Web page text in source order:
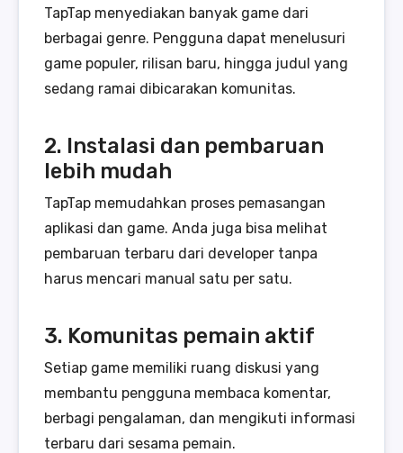
TapTap menyediakan banyak game dari
berbagai genre. Pengguna dapat menelusuri
game populer, rilisan baru, hingga judul yang
sedang ramai dibicarakan komunitas.
2. Instalasi dan pembaruan
lebih mudah
TapTap memudahkan proses pemasangan
aplikasi dan game. Anda juga bisa melihat
pembaruan terbaru dari developer tanpa
harus mencari manual satu per satu.
3. Komunitas pemain aktif
Setiap game memiliki ruang diskusi yang
membantu pengguna membaca komentar,
berbagi pengalaman, dan mengikuti informasi
terbaru dari sesama pemain.